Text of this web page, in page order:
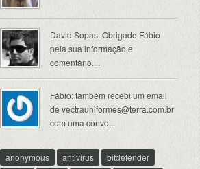
David Sopas: Obrigado Fábio
pela sua informação e
comentário....
Fábio: também recebi um email
de vectrauniformes@terra.com.br
com uma convo...
anonymous antivirus
bitdefender